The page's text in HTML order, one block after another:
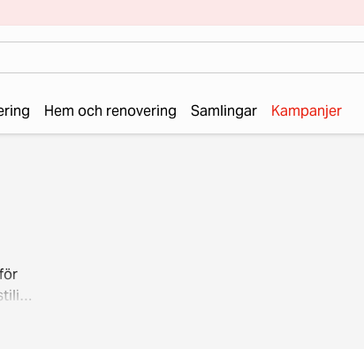
Hem och renovering Samlingar Kampanjer